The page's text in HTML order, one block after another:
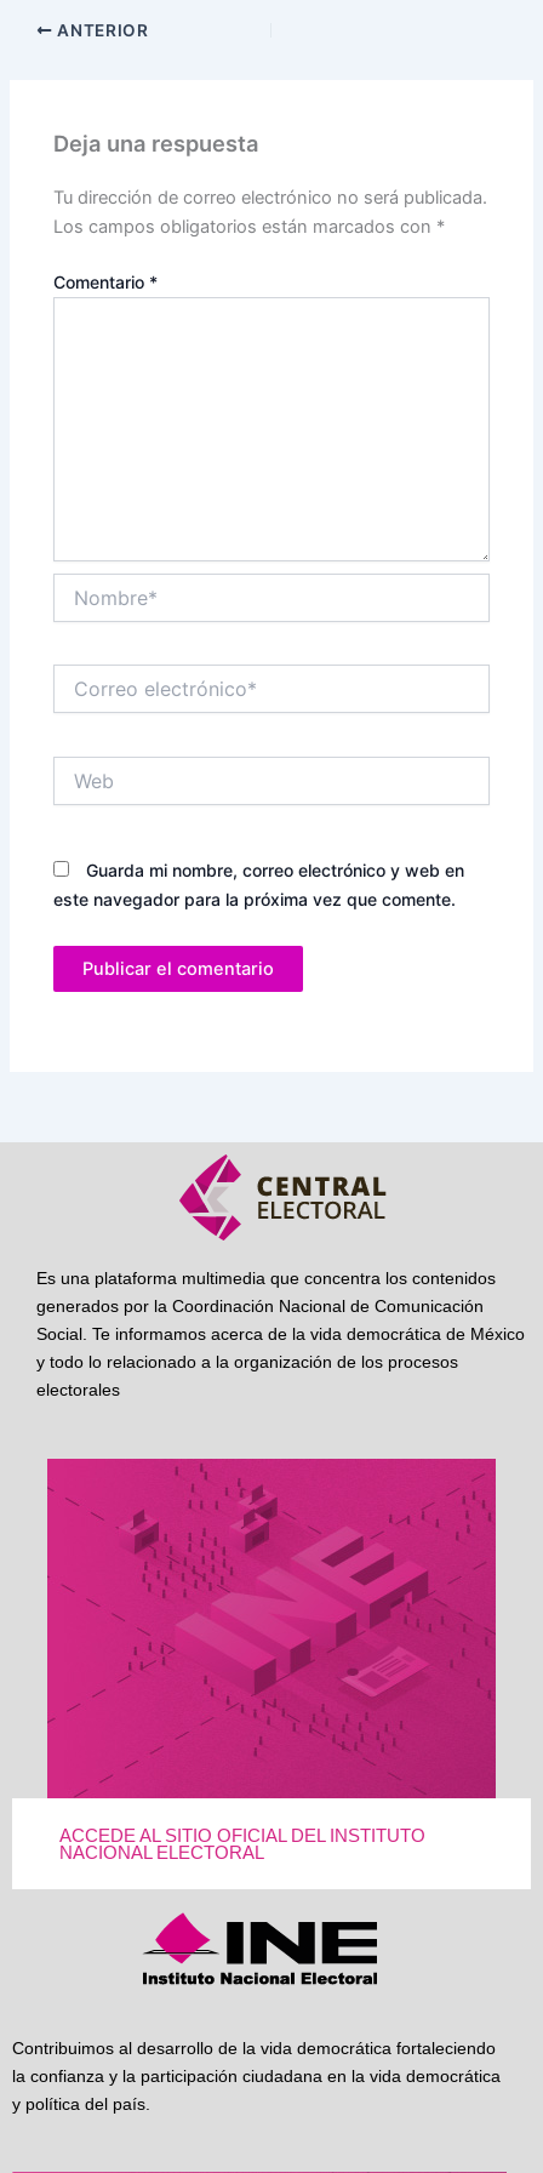
ANTERIOR
Deja una respuesta
Tu dirección de correo electrónico no será publicada.
Los campos obligatorios están marcados con *
Comentario *
electrónico*
Guarda mi nombre, correo electrónico y web en
este navegador para la próxima vez que comente.
Es una plataforma multimedia que concentra los contenidos
generados por la Coordinación Nacional de Comunicación
Social. Te informamos acerca de la vida democrática de México
y todo lo relacionado a la organización de los procesos
electorales
ACCEDE AL SITIO OFICIAL DEL INSTITUTO
NACIONAL ELECTORAL
Contribuimos al desarrollo de la vida democrática fortaleciendo
la confianza y la participación ciudadana en la vida democrática
y política del país.